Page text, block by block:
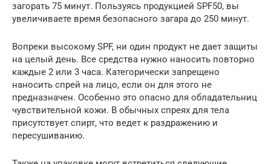
загорать 75 минут. Пользуясь продукцией SPF50, вы
увеличиваете время безопасного загара до 250 минут.
Вопреки высокому SPF, ни один продукт не дает защиты
на целый день. Все средства нужно наносить повторно
каждые 2 или 3 часа. Категорически запрещено
наносить спрей на лицо, если он для этого не
предназначен. Особенно это опасно для обладательниц
чувствительной кожи. В обычных спреях для тела
присутствует спирт, что ведет к раздражению и
пересушиванию.